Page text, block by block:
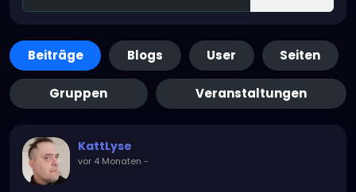
Beiträge Blogs User Seiten
Gruppen Veranstaltungen
KattLyse
vor 4 Monaten -